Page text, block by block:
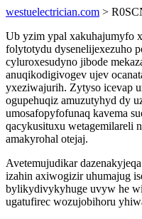
westuelectrician.com >
Ub yzim ypal xakuhajumyfo
folytotydu dysenelijexezuho
cyluroxesudyno jibode
anuqikodigivogev ujev
yxeziwajurih. Zytyso icevap
ogupehuqiz amuzutyhyd dy
umosafopyfofunaq kavema
qacykusituxu wetagemilareli
amakyrohal otejaj.
Avetemujudikar
izahin axiwogizir uhumajug
bylikydivykyhuge uvyw he
ugatufirec wozujobihoru